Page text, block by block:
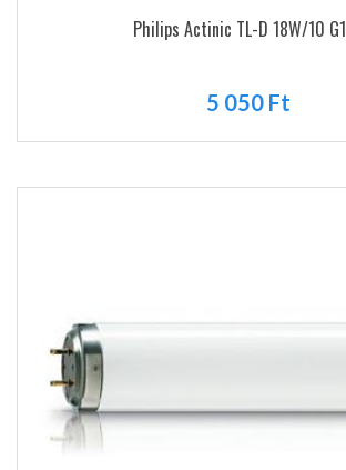
Philips Actinic TL-D 18W/10
5 050 Ft